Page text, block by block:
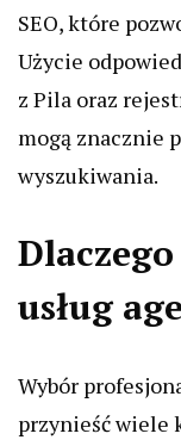
SEO, które
Użycie
z Pila oraz
mogą znacznie
wyszukiwania.
usług
Wybór
przynieść wiele